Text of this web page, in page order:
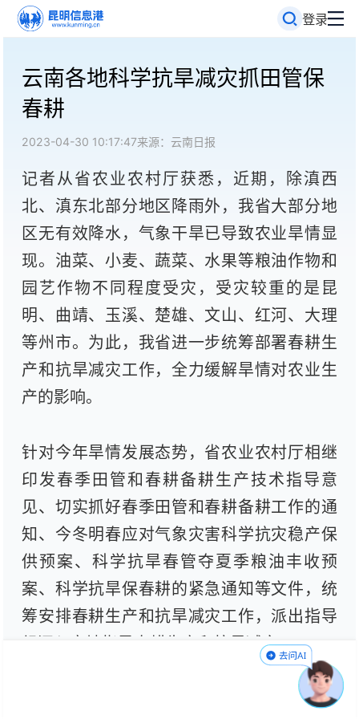
登录
云南各地科学抗旱减灾抓田管保
春耕
2023-04-30 10:17:47来源：云南日报
记者从省农业农村厅获悉，近期，除滇西
北、滇东北部分地区降雨外，我省大部分地
区无有效降水，气象干旱已导致农业旱情显
现。油菜、小麦、蔬菜、水果等粮油作物和
园艺作物不同程度受灾，受灾较重的是昆
明、曲靖、玉溪、楚雄、文山、红河、大理
等州市。为此，我省进一步统筹部署春耕生
产和抗旱减灾工作，全力缓解旱情对农业生
产的影响。
针对今年旱情发展态势，省农业农村厅相继
印发春季田管和春耕备耕生产技术指导意
见、切实抓好春季田管和春耕备耕工作的通
知、今冬明春应对气象灾害科学抗灾稳产保
供预案、科学抗旱春管夺夏季粮油丰收预
案、科学抗旱保春耕的紧急通知等文件，统
筹安排春耕生产和抗旱减灾工作，派出指导
组深入实地指导春耕生产和抗旱减灾。
为缓解旱情对农业生产的影响，我省利用晴